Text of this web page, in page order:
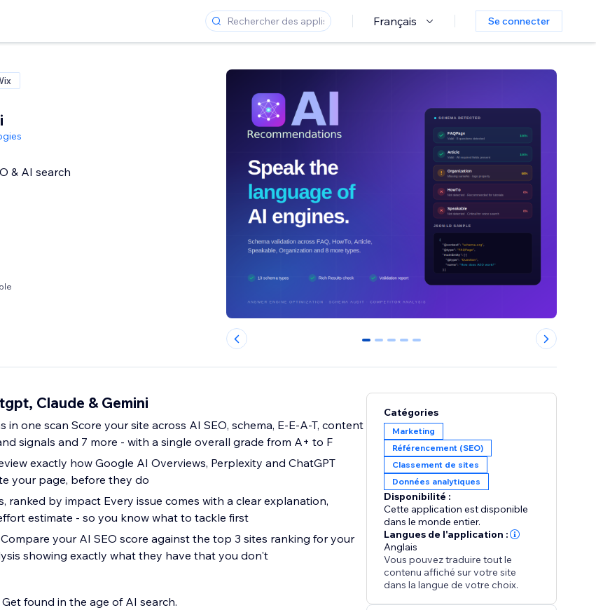
Français Se connecter
& AI search
0 1 2 3 4
Claude & Gemini
in one scan Score your site across AI SEO, schema, E-E-A-T, content
signals and 7 more - with a single overall grade from A+ to F
exactly how Google AI Overviews, Perplexity and ChatGPT
your page, before they do
ranked by impact Every issue comes with a clear explanation,
estimate - so you know what to tackle first
your AI SEO score against the top 3 sites ranking for your
showing exactly what they have that you don't
Catégories
Marketing
Référencement (SEO)
Classement de sites
Données analytiques
Disponibilité :
Cette application est disponible
dans le monde entier.
Langues de l'application :
Anglais
Vous pouvez traduire tout le
contenu affiché sur votre site
dans la langue de votre choix.